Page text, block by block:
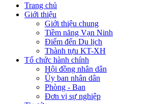
Trang chủ
Giới thiệu
Giới thiệu chung
Tiềm năng Vạn Ninh
Điểm đến Du lịch
Thành tựu KT-XH
Tổ chức hành chính
Hội đồng nhân dân
Ủy ban nhân dân
Phòng - Ban
Đơn vị sự nghiệp